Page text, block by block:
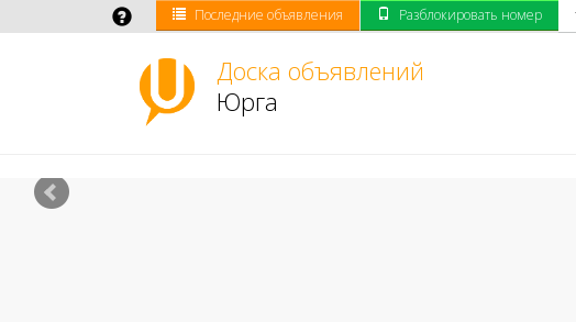
Последние объявления Разблокировать номер
Доска объявлений
Юрга